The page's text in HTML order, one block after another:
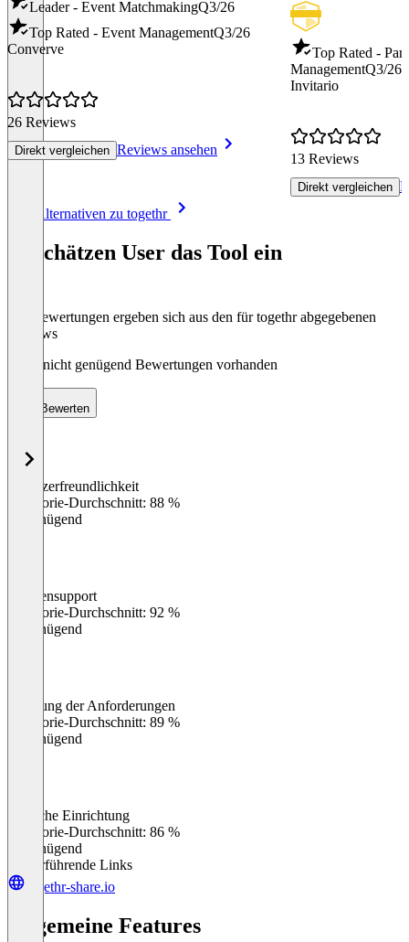
Leader - Event MatchmakingQ3/26
Top Rated - Event ManagementQ3/26
Converve
26 Reviews
Direkt vergleichen Reviews ansehen
Top Rated -
ManagementQ3/26
Invitario
13 Reviews
Direkt vergleichen
Alle Alternativen zu togethr
So schätzen User das Tool ein
Die Bewertungen ergeben sich aus den für togethr abgegebenen
Reviews
Noch nicht genügend Bewertungen vorhanden
Bewerten
Benutzerfreundlichkeit
Kategorie-Durchschnitt: 88 %
Ungenügend
Kundensupport
Kategorie-Durchschnitt: 92 %
Ungenügend
Erfüllung der Anforderungen
Kategorie-Durchschnitt: 89 %
Ungenügend
Einfache Einrichtung
Kategorie-Durchschnitt: 86 %
Ungenügend
Weiterführende Links
togethr-share.io
Allgemeine Features